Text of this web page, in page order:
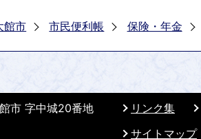
館市 市民便利帳 保険・年金
リンク集
サイトマップ
市 字中城20番地